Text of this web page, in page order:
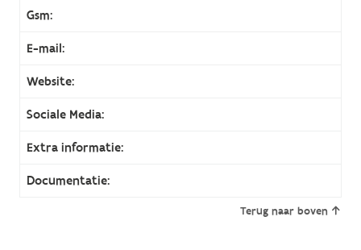
Gsm:
E-mail:
Website:
Sociale Media:
Extra informatie:
Documentatie:
Terug naar boven